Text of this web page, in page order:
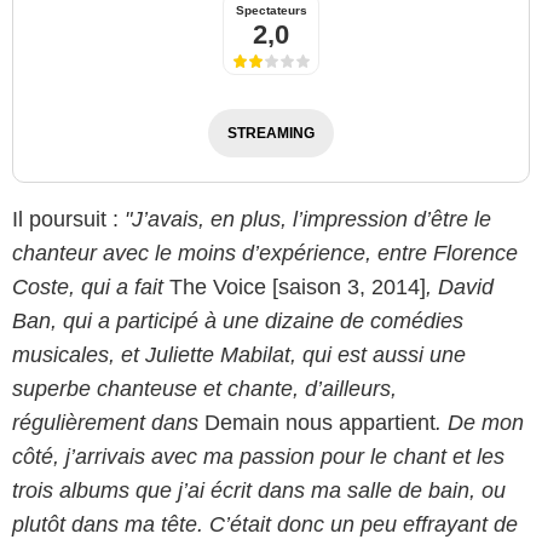
Spectateurs
2,0
STREAMING
Il poursuit : "J’avais, en plus, l’impression d’être le
chanteur avec le moins d’expérience, entre Florence
Coste, qui a fait The Voice [saison 3, 2014], David
Ban, qui a participé à une dizaine de comédies
musicales, et Juliette Mabilat, qui est aussi une
superbe chanteuse et chante, d’ailleurs,
régulièrement dans Demain nous appartient. De mon
côté, j’arrivais avec ma passion pour le chant et les
trois albums que j’ai écrit dans ma salle de bain, ou
plutôt dans ma tête. C’était donc un peu effrayant de